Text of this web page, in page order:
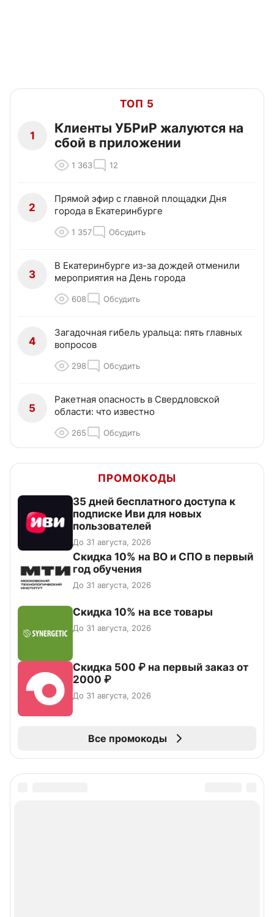
ТОП 5
1
Клиенты УБРиР жалуются на
сбой в приложении
1 363 12
2
Прямой эфир с главной площадки Дня
города в Екатеринбурге
1 357 Обсудить
3
В Екатеринбурге из-за дождей отменили
мероприятия на День города
608 Обсудить
4
Загадочная гибель уральца: пять главных
вопросов
298 Обсудить
5
Ракетная опасность в Свердловской
области: что известно
265 Обсудить
ПРОМОКОДЫ
35 дней бесплатного доступа к
подписке Иви для новых
пользователей
До 31 августа, 2026
Скидка 10% на ВО и СПО в первый
год обучения
До 31 августа, 2026
Скидка 10% на все товары
До 31 августа, 2026
Скидка 500 ₽ на первый заказ от
2000 ₽
До 31 августа, 2026
Все промокоды